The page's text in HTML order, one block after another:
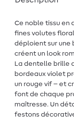
Ce noble tissu en
fines volutes
déploient sur une
créent un look
La dentelle brille
bordeaux violet
un rouge vif – et
font de chaque
maîtresse. Un
festons